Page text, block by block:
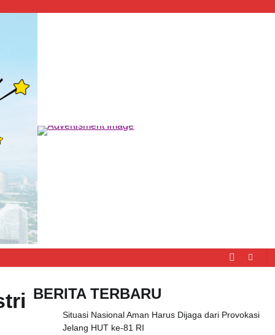
BERITA TERBARU
Situasi Nasional Aman Harus Dijaga dari Provokasi
Jelang HUT ke-81 RI